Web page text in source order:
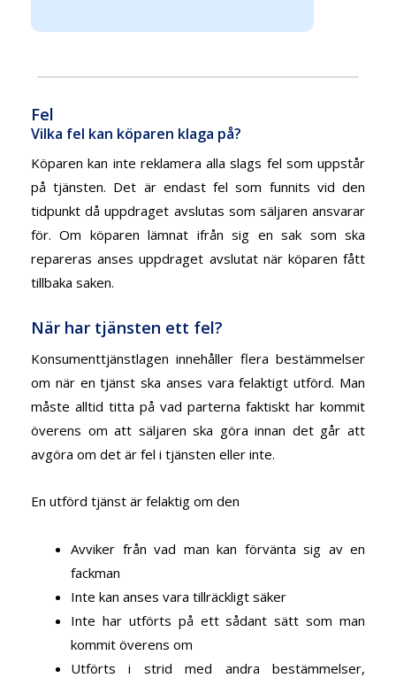
Fel
Vilka fel kan köparen klaga på?
Köparen kan inte reklamera alla slags fel som uppstår
på tjänsten. Det är endast fel som funnits vid den
tidpunkt då uppdraget avslutas som säljaren ansvarar
för. Om köparen lämnat ifrån sig en sak som ska
repareras anses uppdraget avslutat när köparen fått
tillbaka saken.
När har tjänsten ett fel?
Konsumenttjänstlagen innehåller flera bestämmelser
om när en tjänst ska anses vara felaktigt utförd. Man
måste alltid titta på vad parterna faktiskt har kommit
överens om att säljaren ska göra innan det går att
avgöra om det är fel i tjänsten eller inte.
En utförd tjänst är felaktig om den
Avviker från vad man kan förvänta sig av en
fackman
Inte kan anses vara tillräckligt säker
Inte har utförts på ett sådant sätt som man
kommit överens om
Utförts i strid med andra bestämmelser,